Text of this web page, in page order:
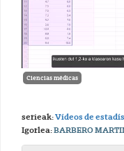
Ciencias médicas
serieak:Vídeos de
Igorlea:BARBERO